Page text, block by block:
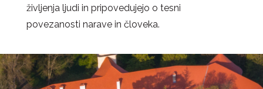
življenja ljudi in pripovedujejo o tesni
povezanosti narave in človeka.